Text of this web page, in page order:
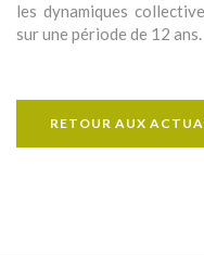
les dynamiques
sur une période de 12 ans.
RETOUR AUX